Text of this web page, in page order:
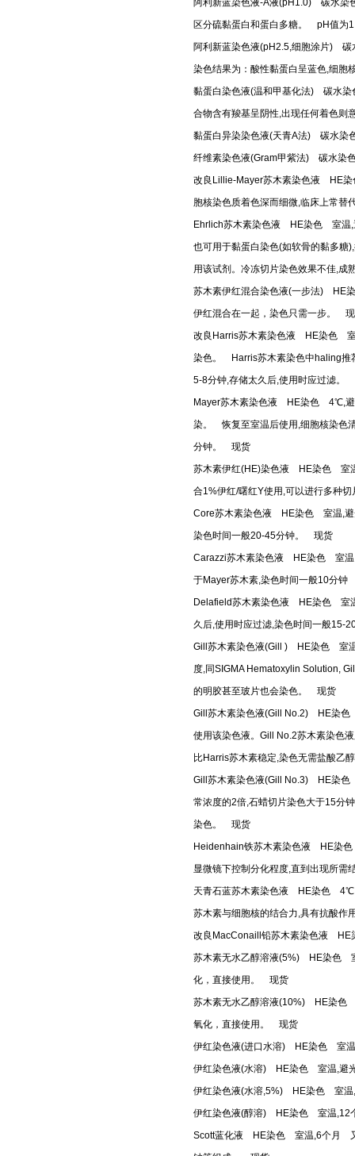
阿利新蓝染色液-A液(pH1.0) 碳水
区分硫黏蛋白和蛋白多糖。 pH值
阿利新蓝染色液(pH2.5,细胞涂片)
染色结果为：酸性黏蛋白呈蓝色,细
黏蛋白染色液(温和甲基化法) 碳水
合物含有羧基呈阴性,出现任何着色
黏蛋白异染染色液(天青A法) 碳水
纤维素染色液(Gram甲紫法) 碳水
改良Lillie-Mayer苏木素染色液 HE
胞核染色质着色深而细微,临床上常
Ehrlich苏木素染色液 HE染色 室温,
也可用于黏蛋白染色(如软骨的黏多
用该试剂。冷冻切片染色效果不佳,
苏木素伊红混合染色液(一步法) HE
伊红混合在一起，染色只需一步。
改良Harris苏木素染色液 HE染色 室
染色。 Harris苏木素染色中haling推
5-8分钟,存储太久后,使用时应过滤。
Mayer苏木素染色液 HE染色 4℃,避
染。 恢复至室温后使用,细胞核染色
分钟。 现货
苏木素伊红(HE)染色液 HE染色 室
合1%伊红/曙红Y使用,可以进行多种
Core苏木素染色液 HE染色 室温,避
染色时间一般20-45分钟。 现货
Carazzi苏木素染色液 HE染色 室温
于Mayer苏木素,染色时间一般10分
Delafield苏木素染色液 HE染色 室
久后,使用时应过滤,染色时间一般15-
Gill苏木素染色液(Gill ) HE染色 室
度,同SIGMA Hematoxylin Solution,
的明胶甚至玻片也会染色。 现货
Gill苏木素染色液(Gill No.2) HE染
使用该染色液。Gill No.2苏木素染色
比Harris苏木素稳定,染色无需盐酸乙
Gill苏木素染色液(Gill No.3) HE染
常浓度的2倍,石蜡切片染色大于15分
染色。 现货
Heidenhain铁苏木素染色液 HE染
显微镜下控制分化程度,直到出现所
天青石蓝苏木素染色液 HE染色 4℃,
苏木素与细胞核的结合力,具有抗酸
改良MacConaill铅苏木素染色液
苏木素无水乙醇溶液(5%) HE染色
化，直接使用。 现货
苏木素无水乙醇溶液(10%) HE染色
氧化，直接使用。 现货
伊红染色液(进口水溶) HE染色 室
伊红染色液(水溶) HE染色 室温,避
伊红染色液(水溶,5%) HE染色 室温
伊红染色液(醇溶) HE染色 室温,12
Scott蓝化液 HE染色 室温,6个月 又